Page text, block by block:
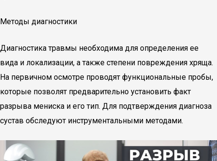
Методы диагностики
Диагностика травмы необходима для определения ее
вида и локализации, а также степени повреждения хряща.
На первичном осмотре проводят функциональные пробы,
которые позволят предварительно установить факт
разрыва мениска и его тип. Для подтверждения диагноза
сустав обследуют инструментальными методами.